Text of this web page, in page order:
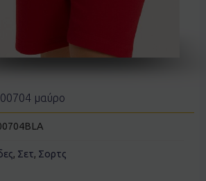
μαύρο
, Σετ, Σορτς